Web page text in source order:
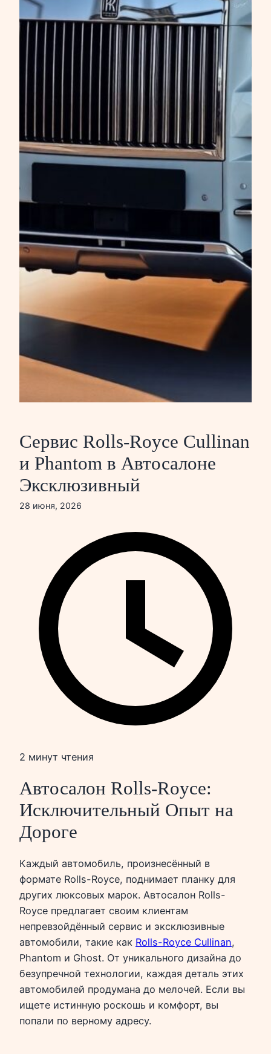
Сервис Rolls-Royce Cullinan
и Phantom в Автосалоне
Эксклюзивный
28 июня, 2026
2 минут чтения
Автосалон Rolls-Royce:
Исключительный Опыт на
Дороге
Каждый автомобиль, произнесённый в
формате Rolls-Royce, поднимает планку для
других люксовых марок. Автосалон Rolls-
Royce предлагает своим клиентам
непревзойдённый сервис и эксклюзивные
автомобили, такие как Rolls-Royce Cullinan,
Phantom и Ghost. От уникального дизайна до
безупречной технологии, каждая деталь этих
автомобилей продумана до мелочей. Если вы
ищете истинную роскошь и комфорт, вы
попали по верному адресу.